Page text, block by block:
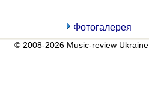
Фотогалерея
© 2008-2026 Music-review Ukraine